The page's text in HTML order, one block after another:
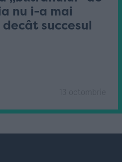
nu i-a mai
succesul